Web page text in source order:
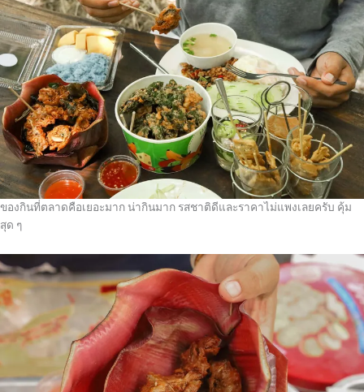
ของกินที่ตลาดคือเยอะมาก น่ากินมาก รสชาติดีและราคาไม่แพงเลยครับ คุ้ม
สุด ๆ